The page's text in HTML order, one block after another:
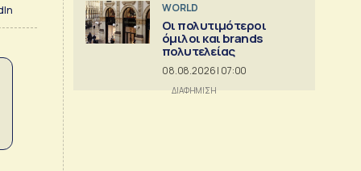
WORLD
Οι πολυτιμότεροι
όμιλοι και brands
πολυτελείας
08.08.2026 | 07:00